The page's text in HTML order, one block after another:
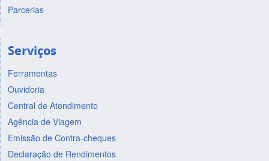
Parcerias
Serviços
Ferramentas
Ouvidoria
Central de Atendimento
Agência de Viagem
Emissão de Contra-cheques
Declaração de Rendimentos